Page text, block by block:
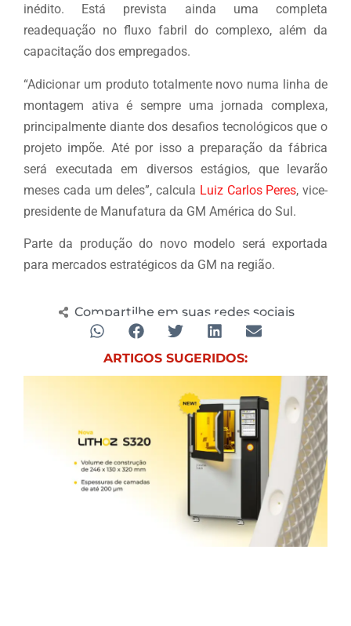
inédito. Está prevista ainda uma completa
readequação no fluxo fabril do complexo, além da
capacitação dos empregados.
“Adicionar um produto totalmente novo numa linha de
montagem ativa é sempre uma jornada complexa,
principalmente diante dos desafios tecnológicos que o
projeto impõe. Até por isso a preparação da fábrica
será executada em diversos estágios, que levarão
meses cada um deles”, calcula Luiz Carlos Peres, vice-
presidente de Manufatura da GM América do Sul.
Parte da produção do novo modelo será exportada
para mercados estratégicos da GM na região.
Compartilhe em suas redes sociais
ARTIGOS SUGERIDOS: